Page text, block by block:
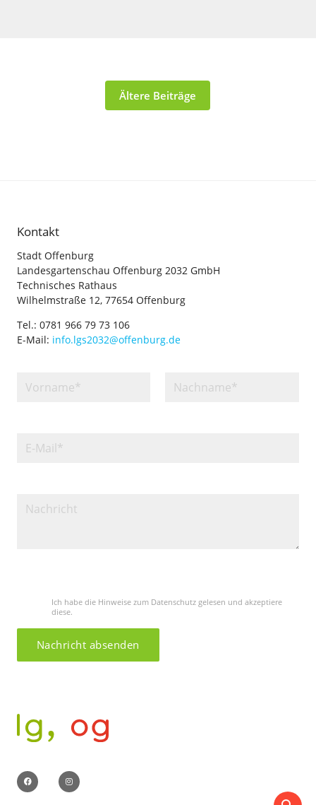
Ältere Beiträge
Kontakt
Stadt Offenburg
Landesgartenschau Offenburg 2032 GmbH
Technisches Rathaus
Wilhelmstraße 12, 77654 Offenburg
Tel.: 0781 966 79 73 106
E-Mail: info.lgs2032@offenburg.de
Ich habe die Hinweise zum Datenschutz gelesen und akzeptiere
diese.